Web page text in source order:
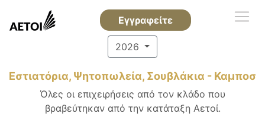
Εγγραφείτε
2026
Εστιατόρια, Ψητοπωλεία, Σουβλάκια - Καμποσ
Όλες οι επιχειρήσεις από τον κλάδο που
βραβεύτηκαν από την κατάταξη Αετοί.